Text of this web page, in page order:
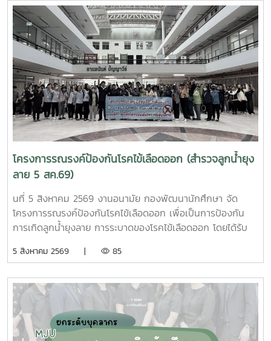
น. ณ ลานอนันต์ ปัญญาวีร์ อาคารอำนวย ยศสุขนักศึกษาที่เข้า
ร่วมบริจาคจะได้ชั่วโมงกิจกรรมด้านจิตอาสา ครั้งละ 8 ชั่วโมง-
วันที่ 7 สิงหาคม 2569 มีผู้ประสงค์บริจาคโลหิต จำนวน 95 คน
ผ่านเกณฑ์สามารถบริจาคโลหิตได้ จำนวน 63 คน ( 28,350 CC.)
โครงการรณรงค์ป้องกันโรคไข้เลือดออก (สำรวจลูกน้ำยุง
ลาย 5 สค.69)
นที่ 5 สิงหาคม 2569 งานอนามัย กองพัฒนานักศึกษา จัด
โครงการรณรงค์ป้องกันโรคไข้เลือดออก เพื่อเป็นการป้องกัน
การเกิดลูกน้ำยุงลาย การระบาดของโรคไข้เลือดออก โดยได้รับ
นักศึกษาจิตอาสา ร่วมกันสำรวจทำลายแหล่งเพาะพันธุ์ยุงลาย
มหาวิทยาลัยแม่โจ้ ทั้งนี้ได้รับความอนุเคราะห์รถรับนักศึกษาจาก
กองกายภาพและสิ่งแวดล้อม
5 สิงหาคม 2569 | 85